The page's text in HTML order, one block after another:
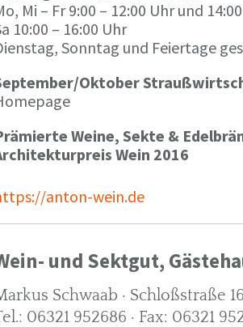
Mi – Fr 9:00 – 12:00 Uhr und
10:00 – 16:00 Uhr
Sonntag und Feiertage
Oktober
Weine, Sekte &
Wein 2016
anton-wein.de
und Sektgut,
Schwaab · Schloßstraße
06321 952686 · Fax: 06321